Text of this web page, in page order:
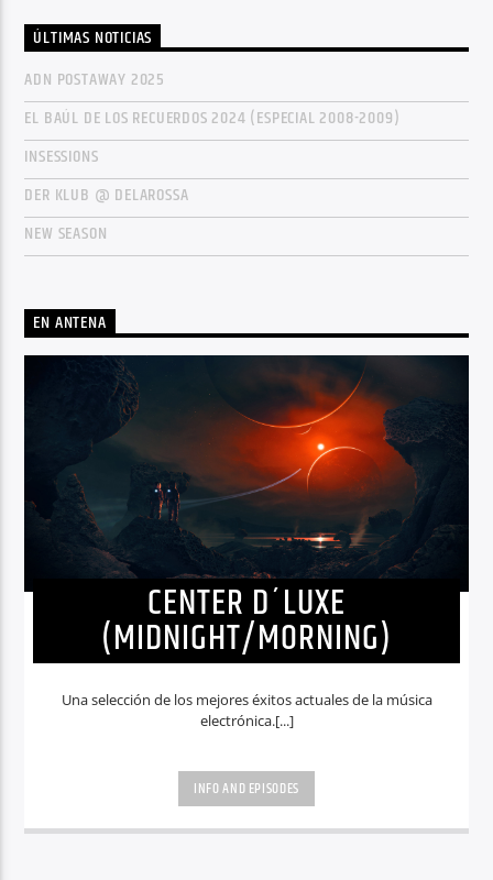
ÚLTIMAS NOTICIAS
ADN POSTAWAY 2025
EL BAÚL DE LOS RECUERDOS 2024 (ESPECIAL 2008-2009)
INSESSIONS
DER KLUB @ DELAROSSA
NEW SEASON
EN ANTENA
CENTER D´LUXE
(MIDNIGHT/MORNING)
Una selección de los mejores éxitos actuales de la música
electrónica.[...]
INFO AND EPISODES